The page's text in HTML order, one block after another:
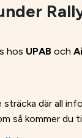
hos UPAB och
där all
så kommer du